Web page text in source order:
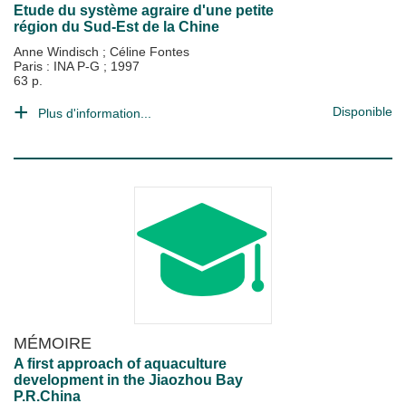
Etude du système agraire d'une petite
région du Sud-Est de la Chine
Anne Windisch ; Céline Fontes
Paris : INA P-G ; 1997
63 p.
Plus d'information... Disponible
MÉMOIRE
A first approach of aquaculture
development in the Jiaozhou Bay
P.R.China